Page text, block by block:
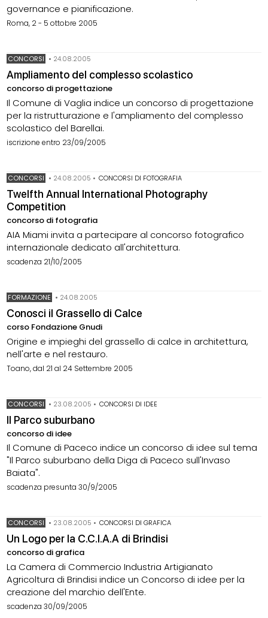
governance e pianificazione.
Roma, 2 - 5 ottobre 2005
CONCORSI • 24.08.2005
Ampliamento del complesso scolastico
concorso di progettazione
Il Comune di Vaglia indice un concorso di progettazione
per la ristrutturazione e l'ampliamento del complesso
scolastico del Barellai.
iscrizione entro 23/09/2005
CONCORSI • 24.08.2005 • CONCORSI DI FOTOGRAFIA
Twelfth Annual International Photography
Competition
concorso di fotografia
AIA Miami invita a partecipare al concorso fotografico
internazionale dedicato all'architettura.
scadenza 21/10/2005
FORMAZIONE • 24.08.2005
Conosci il Grassello di Calce
corso Fondazione Gnudi
Origine e impieghi del grassello di calce in architettura,
nell'arte e nel restauro.
Toano, dal 21 al 24 Settembre 2005
CONCORSI • 23.08.2005 • CONCORSI DI IDEE
Il Parco suburbano
concorso di idee
Il Comune di Paceco indice un concorso di idee sul tema
"Il Parco suburbano della Diga di Paceco sull'Invaso
Baiata".
scadenza presunta 30/9/2005
CONCORSI • 23.08.2005 • CONCORSI DI GRAFICA
Un Logo per la C.C.I.A.A di Brindisi
concorso di grafica
La Camera di Commercio Industria Artigianato
Agricoltura di Brindisi indice un Concorso di idee per la
creazione del marchio dell'Ente.
scadenza 30/09/2005